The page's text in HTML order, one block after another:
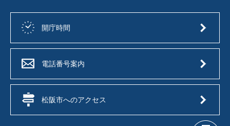
開庁時間
電話番号案内
松阪市へのアクセス